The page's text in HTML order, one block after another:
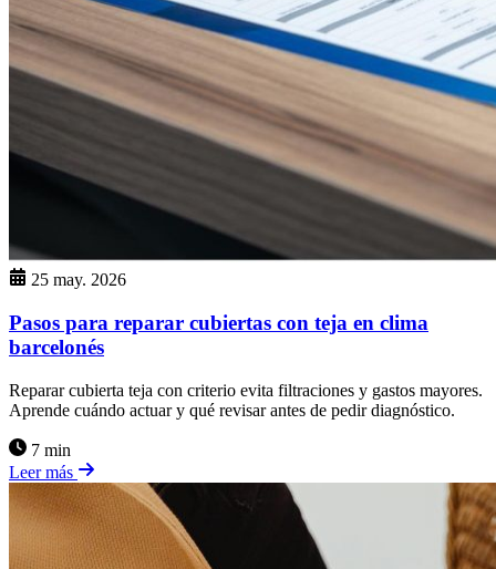
25 may. 2026
Pasos para reparar cubiertas con teja en clima
barcelonés
Reparar cubierta teja con criterio evita filtraciones y gastos mayores.
Aprende cuándo actuar y qué revisar antes de pedir diagnóstico.
7 min
Leer más